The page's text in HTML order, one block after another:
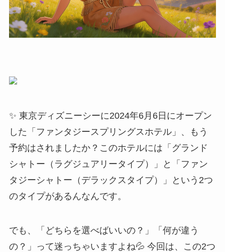
✨ 東京ディズニーシーに2024年6月6日にオープン
した「ファンタジースプリングスホテル」、もう
予約はされましたか？このホテルには「グランド
シャトー（ラグジュアリータイプ）」と「ファン
タジーシャトー（デラックスタイプ）」という2つ
のタイプがあるんなんです。
でも、「どちらを選べばいいの？」「何が違う
の？」って迷っちゃいますよね💦 今回は、この2つ